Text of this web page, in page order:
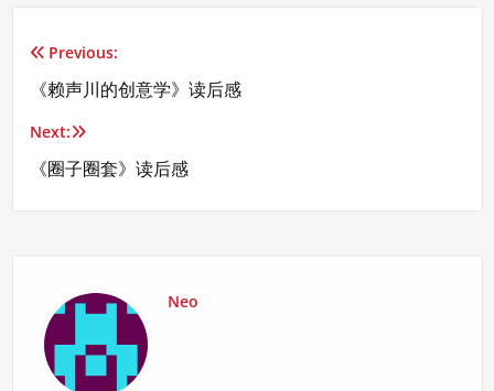
文
章
导
Previous:
《赖声川的创意学》读后感
Next:
《圈子圈套》读后感
Neo